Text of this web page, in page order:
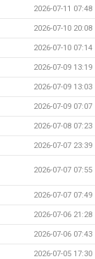
2026-07-11 07:48
2026-07-10 20:08
2026-07-10 07:14
2026-07-09 13:19
2026-07-09 13:03
2026-07-09 07:07
2026-07-08 07:23
2026-07-07 23:39
2026-07-07 07:55
2026-07-07 07:49
2026-07-06 21:28
2026-07-06 07:43
2026-07-05 17:30